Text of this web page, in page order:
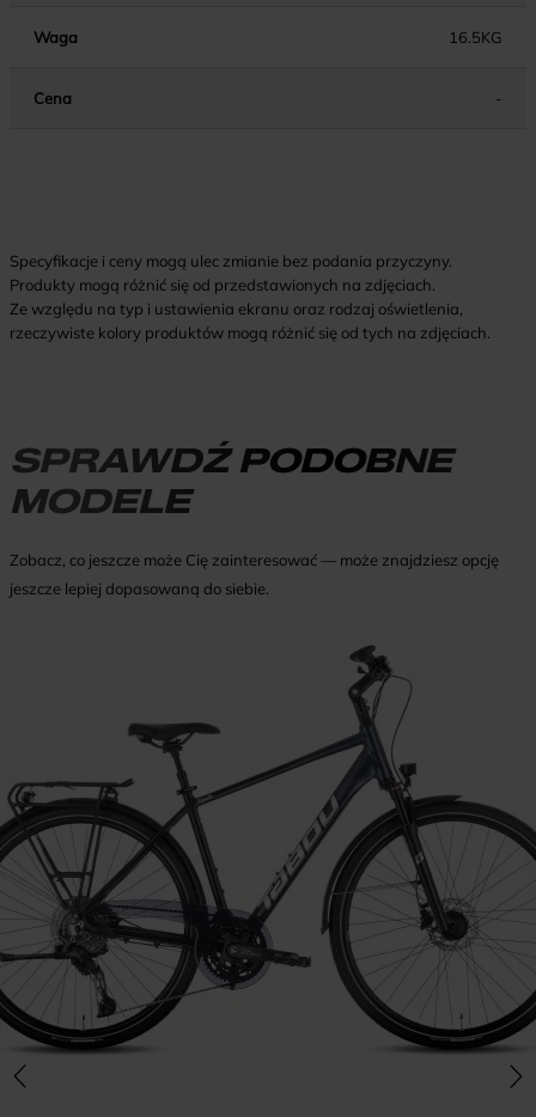
Waga 16.5KG
Cena -
Specyfikacje i ceny mogą ulec zmianie bez podania przyczyny.
Produkty mogą różnić się od przedstawionych na zdjęciach.
Ze względu na typ i ustawienia ekranu oraz rodzaj oświetlenia,
rzeczywiste kolory produktów mogą różnić się od tych na zdjęciach.
SPRAWDŹ PODOBNE
MODELE
Zobacz, co jeszcze może Cię zainteresować — może znajdziesz opcję
jeszcze lepiej dopasowaną do siebie.